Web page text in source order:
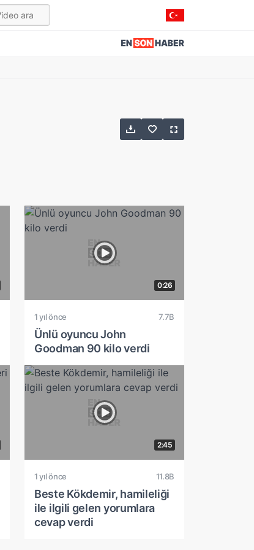
0:26
1 yıl önce 7.7B
Ünlü oyuncu John
Goodman 90 kilo verdi
2:45
1 yıl önce 11.8B
Beste Kökdemir, hamileliği
ile ilgili gelen yorumlara
cevap verdi